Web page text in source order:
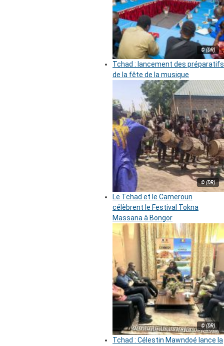
© (DR)
Tchad : lancement des préparatifs
de la fête de la musique
© (DR)
Le Tchad et le Cameroun
célèbrent le Festival Tokna
Massana à Bongor
© (DR)
Tchad : Célestin Mawndoé lance la